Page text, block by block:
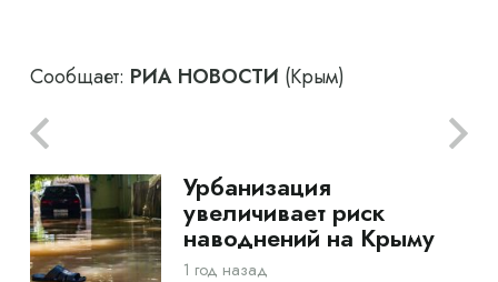
Сообщает: РИА НОВОСТИ (Крым)
Урбанизация
увеличивает риск
наводнений на Крыму
1 год назад